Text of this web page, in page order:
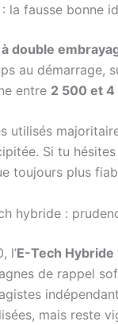
la fausse bonne
double
au démarrage,
entre 2 500 et
utilisés
Si tu
toujours plus
hybride :
l’E-Tech Hybride
de rappel
mais reste